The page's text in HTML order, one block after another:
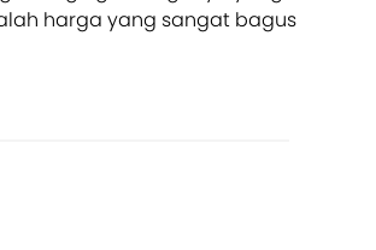
harga yang sangat bagus